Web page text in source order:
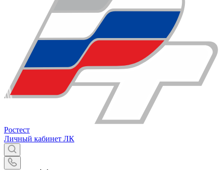
Ростест
Личный кабинет ЛК